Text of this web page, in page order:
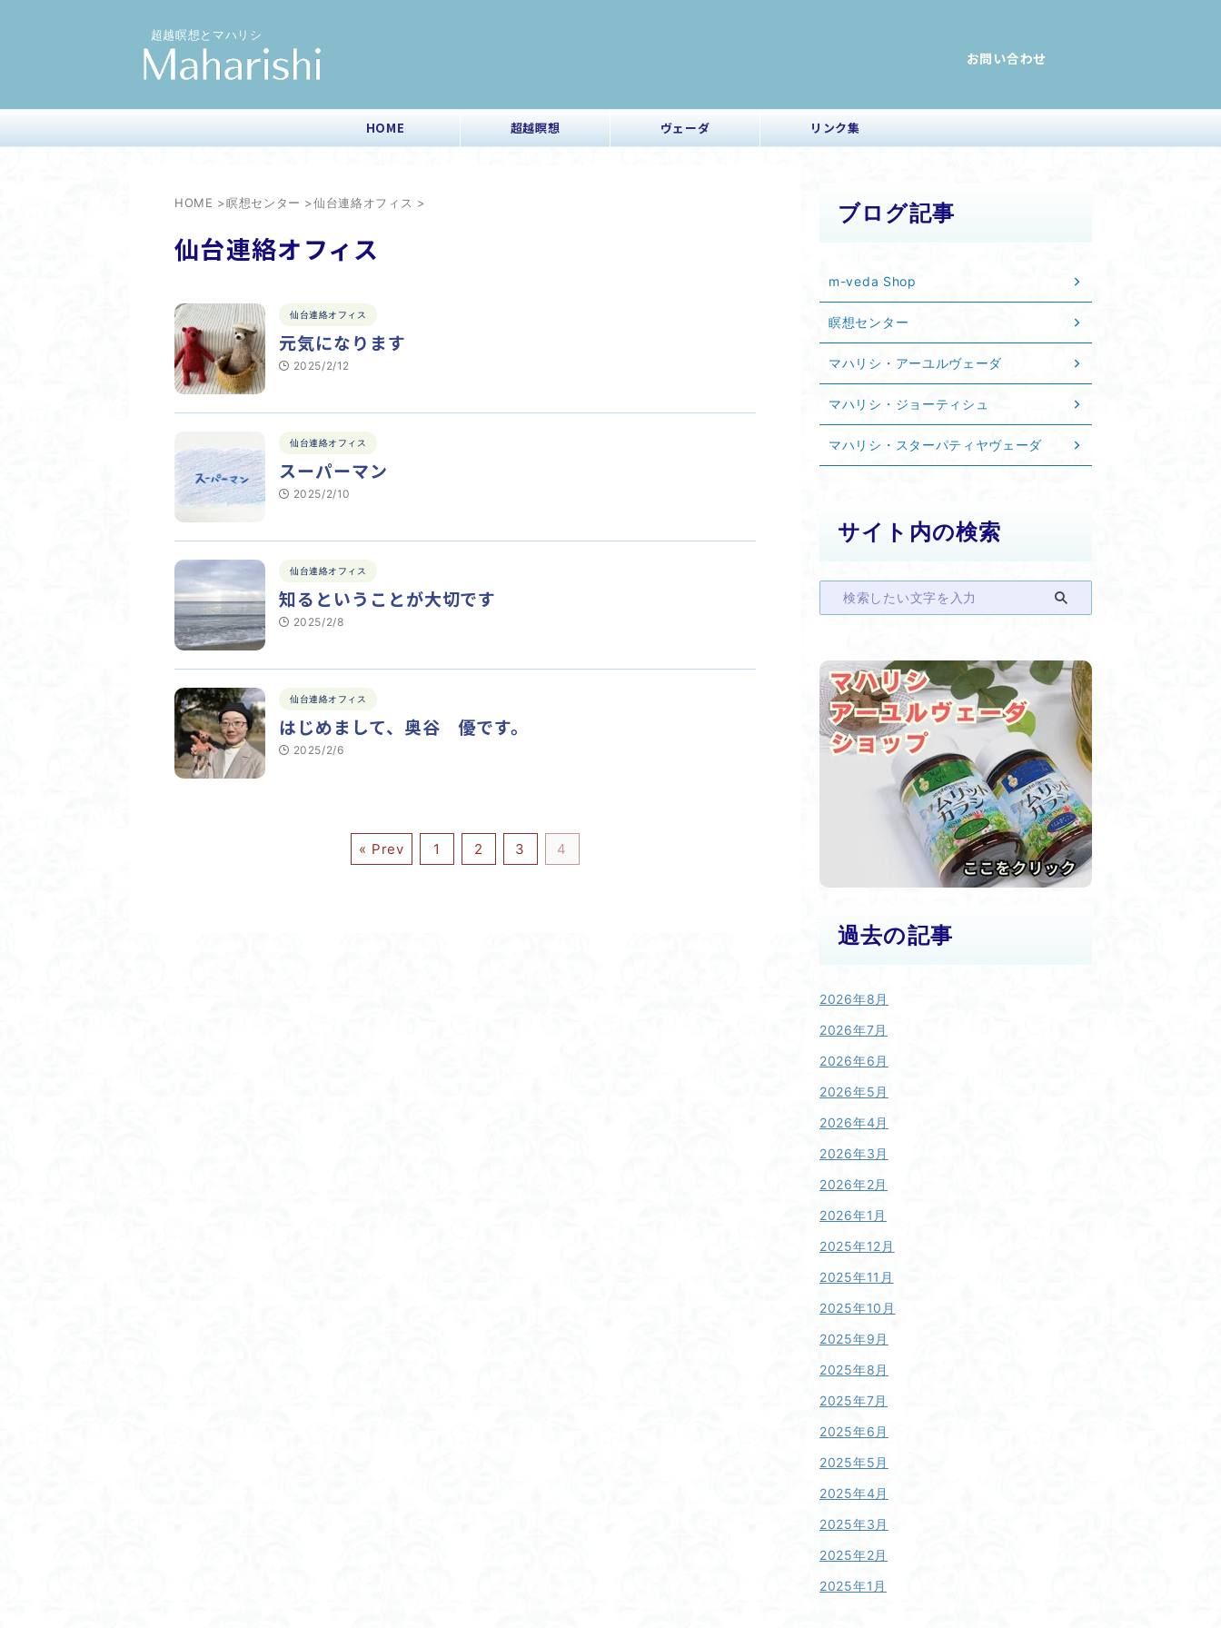
超越瞑想とマハリシ
お問い合わせ
HOME 超越瞑想 ヴェーダ リンク集
HOME >瞑想センター >仙台連絡オフィス >
仙台連絡オフィス
仙台連絡オフィス
元気になります
2025/2/12
仙台連絡オフィス
スーパーマン
2025/2/10
仙台連絡オフィス
知るということが大切です
2025/2/8
仙台連絡オフィス
はじめまして、奥谷 優です。
2025/2/6
« Prev 1 2 3 4
ブログ記事
m-veda Shop
瞑想センター
マハリシ・アーユルヴェーダ
マハリシ・ジョーティシュ
マハリシ・スターパティヤヴェーダ
サイト内の検索
過去の記事
2026年8月
2026年7月
2026年6月
2026年5月
2026年4月
2026年3月
2026年2月
2026年1月
2025年12月
2025年11月
2025年10月
2025年9月
2025年8月
2025年7月
2025年6月
2025年5月
2025年4月
2025年3月
2025年2月
2025年1月